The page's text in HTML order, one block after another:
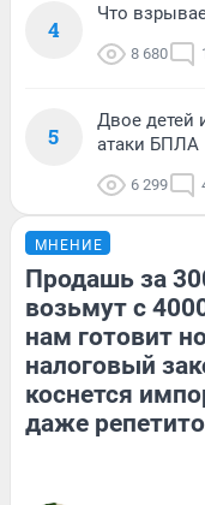
4
Что
8 680
5
Двое детей
атаки БПЛА
6 299
МНЕНИЕ
Продашь за
возьмут с
нам готовит
налоговый
коснется
даже